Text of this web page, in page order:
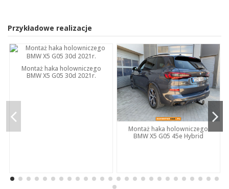
Przykładowe realizacje
Montaż haka holowniczego
BMW X5 G05 30d 2021r.
Montaż haka holowniczego
BMW X5 G05 45e Hybrid